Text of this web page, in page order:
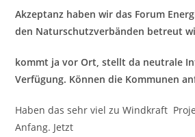
Akzeptanz haben wir das Forum
den Naturschutzverbänden betreut
kommt ja vor Ort, stellt da neutrale
Verfügung. Können die Kommunen
Haben das sehr viel zu Windkraft
Anfang. Jetzt